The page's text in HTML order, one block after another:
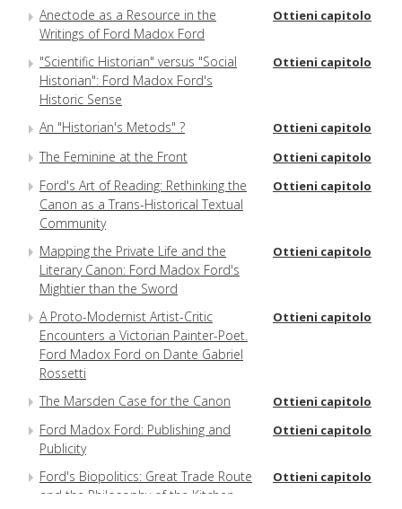
Anectode as a Resource in the
Writings of Ford Madox Ford
Ottieni capitolo
"Scientific Historian" versus "Social
Historian": Ford Madox Ford's
Historic Sense
Ottieni capitolo
An "Historian's Metods" ? Ottieni capitolo
The Feminine at the Front Ottieni capitolo
Ford's Art of Reading: Rethinking the
Canon as a Trans-Historical Textual
Community
Ottieni capitolo
Mapping the Private Life and the
Literary Canon: Ford Madox Ford's
Mightier than the Sword
Ottieni capitolo
A Proto-Modernist Artist-Critic
Encounters a Victorian Painter-Poet.
Ford Madox Ford on Dante Gabriel
Rossetti
Ottieni capitolo
The Marsden Case for the Canon Ottieni capitolo
Ford Madox Ford: Publishing and
Publicity
Ottieni capitolo
Ford's Biopolitics: Great Trade Route
and the Philosophy of the Kitchen
Ottieni capitolo